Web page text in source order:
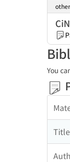
other
You
Title